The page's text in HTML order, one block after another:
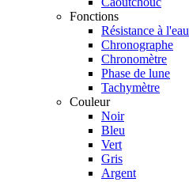
Fonctions
Résistance à l'eau
Chronographe
Chronomètre
Phase de lune
Tachymètre
Couleur
Noir
Bleu
Vert
Gris
Argent